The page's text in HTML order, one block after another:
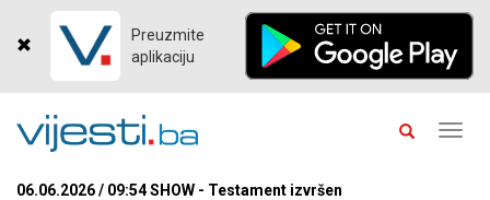
Preuzmite
aplikaciju
06.06.2026 / 09:54 SHOW - Testament izvršen